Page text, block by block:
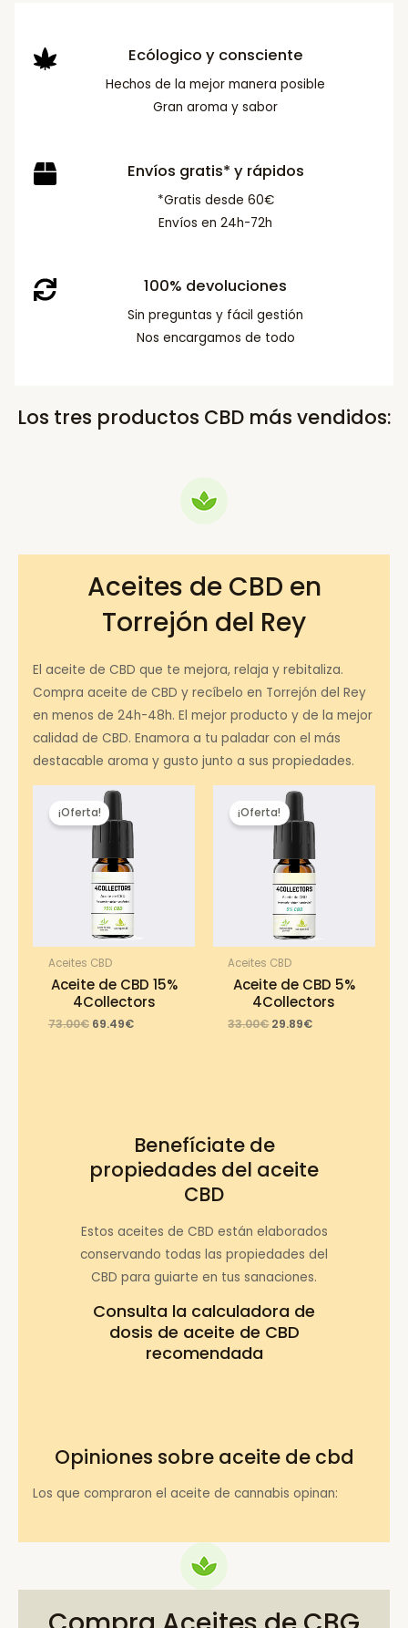
Ecólogico y consciente
Hechos de la mejor manera posible
Gran aroma y sabor
Envíos gratis* y rápidos
*Gratis desde 60€
Envíos en 24h-72h
100% devoluciones
Sin preguntas y fácil gestión
Nos encargamos de todo
Los tres productos CBD más vendidos:
Aceites de CBD en
Torrejón del Rey
El aceite de CBD que te mejora, relaja y rebitaliza.
Compra aceite de CBD y recíbelo en Torrejón del Rey
en menos de 24h-48h. El mejor producto y de la mejor
calidad de CBD. Enamora a tu paladar con el más
destacable aroma y gusto junto a sus propiedades.
¡Oferta!
Aceites CBD
Aceite de CBD 15%
4Collectors
73.00€ Original
69.49€Current
¡Oferta!
Aceites CBD
Aceite de CBD 5%
4Collectors
33.00€ Original
29.89€Current
Benefíciate de
propiedades del aceite
CBD
Estos aceites de CBD están elaborados
conservando todas las propiedades del
CBD para guiarte en tus sanaciones.
Consulta la calculadora de
dosis de aceite de CBD
recomendada
Opiniones sobre aceite de cbd
Los que compraron el aceite de cannabis opinan: